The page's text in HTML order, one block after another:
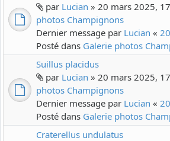
par Lucian » 20 mars 2025,
photos Champignons
Dernier message par Lucian «
Posté dans Galerie photos
Suillus placidus
par Lucian » 20 mars 2025,
photos Champignons
Dernier message par Lucian «
Posté dans Galerie photos
Craterellus undulatus